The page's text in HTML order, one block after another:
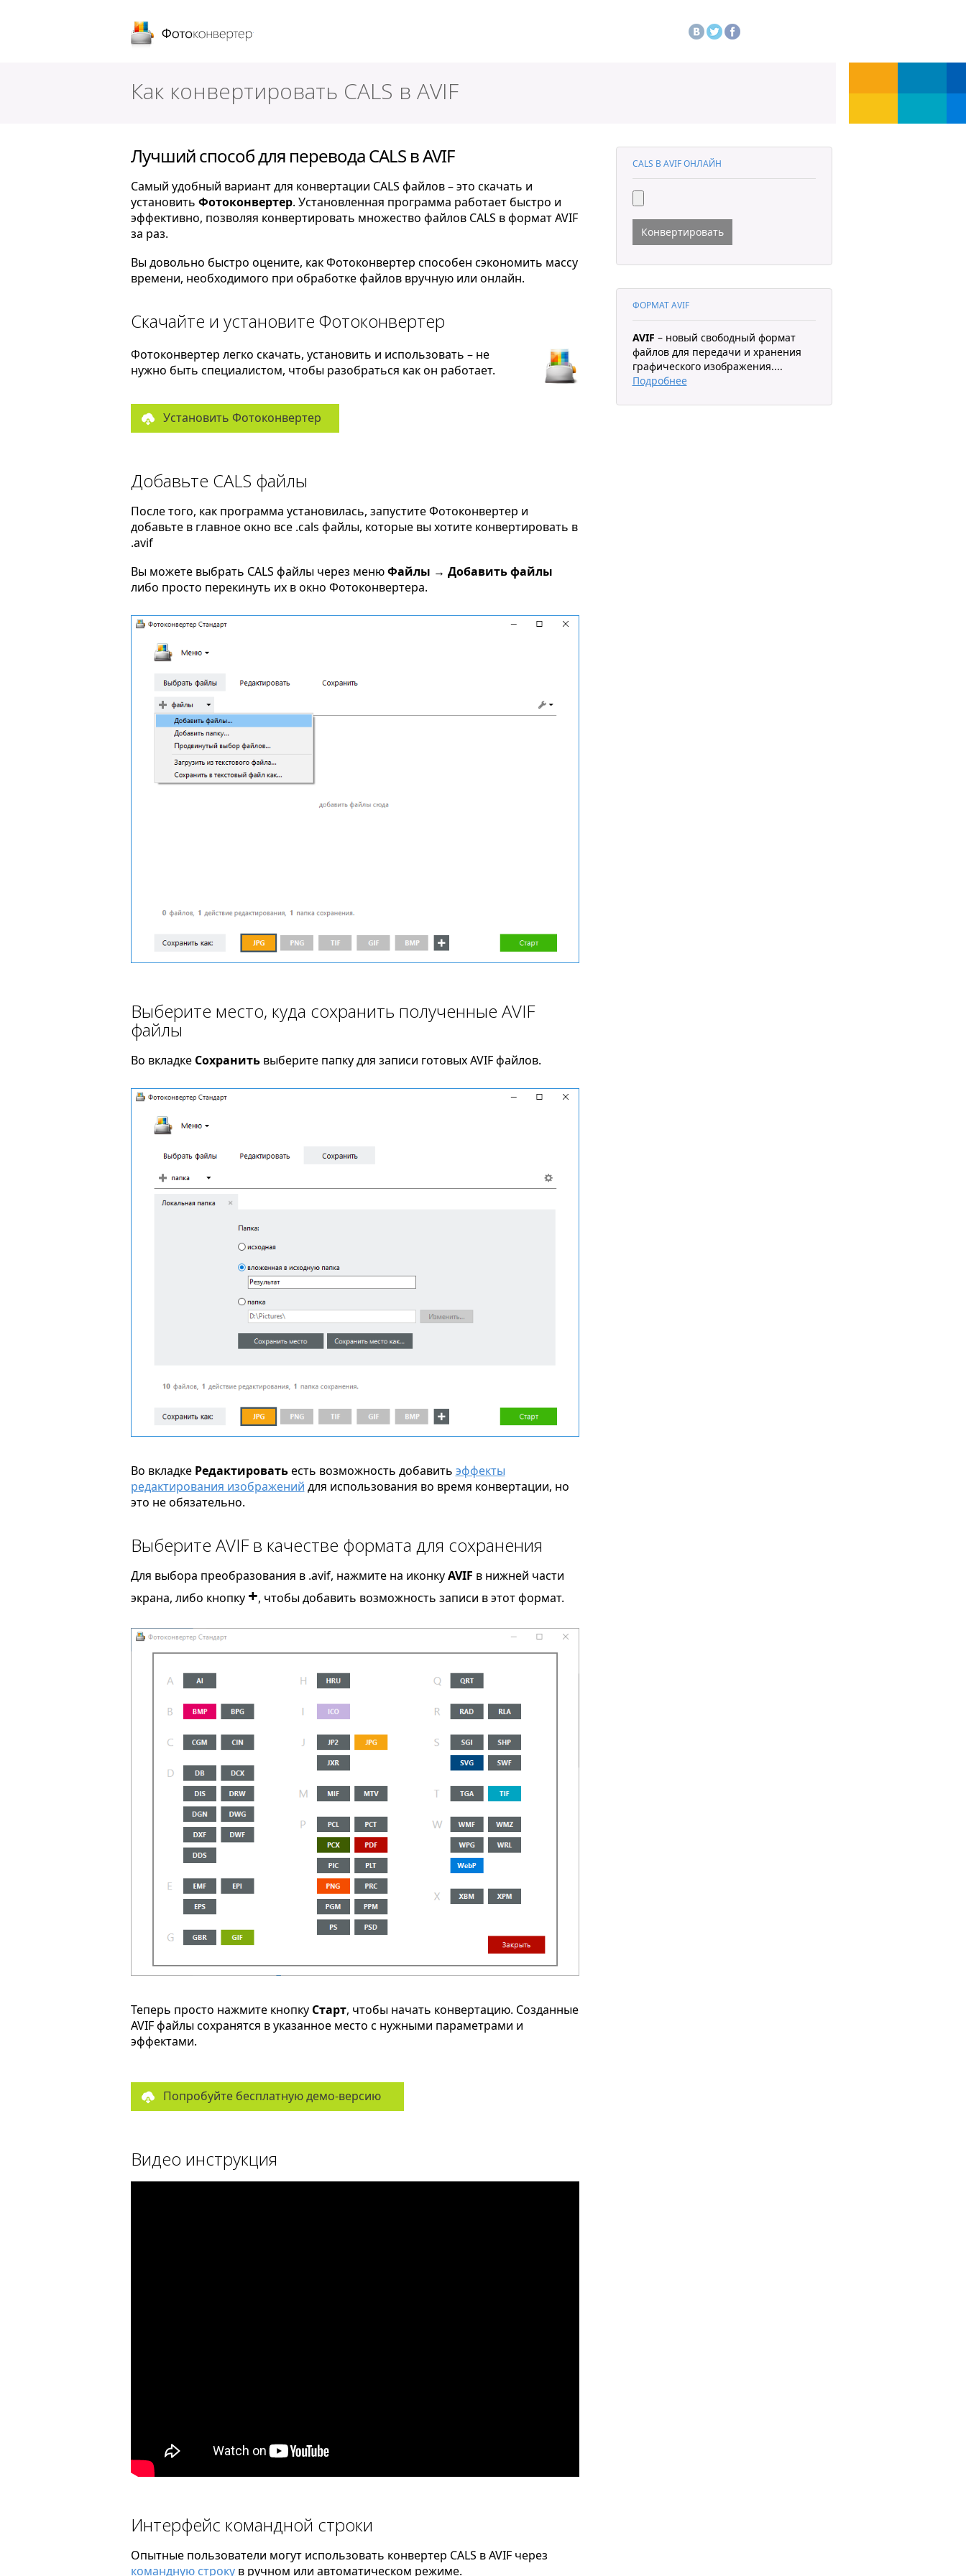
Как конвертировать CALS в AVIF
Лучший способ для перевода CALS в AVIF
Самый удобный вариант для конвертации CALS файлов – это скачать и
установить Фотоконвертер. Установленная программа работает быстро и
эффективно, позволяя конвертировать множество файлов CALS в формат AVIF
за раз.
Вы довольно быстро оцените, как Фотоконвертер способен сэкономить массу
времени, необходимого при обработке файлов вручную или онлайн.
Скачайте и установите Фотоконвертер
Фотоконвертер легко скачать, установить и использовать – не
нужно быть специалистом, чтобы разобраться как он работает.
Установить Фотоконвертер
Добавьте CALS файлы
После того, как программа установилась, запустите Фотоконвертер и
добавьте в главное окно все .cals файлы, которые вы хотите конвертировать в
.avif
Вы можете выбрать CALS файлы через менюФайлы → Добавить файлы
либо просто перекинуть их в окно Фотоконвертера.
Выберите место, куда сохранить полученные AVIF
файлы
Во вкладке Сохранитьвыберите папку для записи готовых AVIF файлов.
Во вкладке Редактироватьесть возможность добавить эффекты
редактирования изображений для использования во время конвертации, но
это не обязательно.
Выберите AVIF в качестве формата для сохранения
Для выбора преобразования в .avif, нажмите на иконкуAVIF в нижней части
экрана, либо кнопку +, чтобы добавить возможность записи в этот формат.
Теперь просто нажмите кнопку Старт, чтобы начать конвертацию. Созданные
AVIF файлы сохранятся в указанное место с нужными параметрами и
эффектами.
Попробуйте бесплатную демо-версию
Видео инструкция
Интерфейс командной строки
Опытные пользователи могут использовать конвертер CALS в AVIF через
командную строкув ручном или автоматическом режиме.
CALS В AVIF ОНЛАЙН
Конвертировать
ФОРМАТ AVIF
AVIF – новый свободный формат
файлов для передачи и хранения
графического изображения....
Подробнее